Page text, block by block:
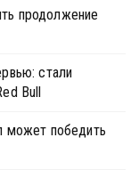
продолжение
стали
Bull
может победить